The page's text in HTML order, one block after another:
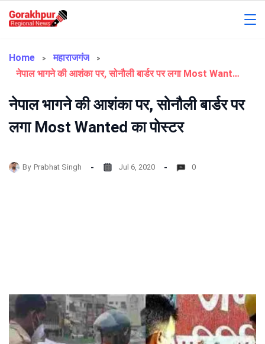
Regional
Home
महाराजगंज
नेपाल भागने की आशंका पर, सोनौली बार्डर पर लगा Most Wanted का पोस्टर
नेपाल भागने की आशंका पर, सोनौली बार्डर पर
लगा Most Wanted का पोस्टर
By Prabhat Singh Jul 6, 2020 0